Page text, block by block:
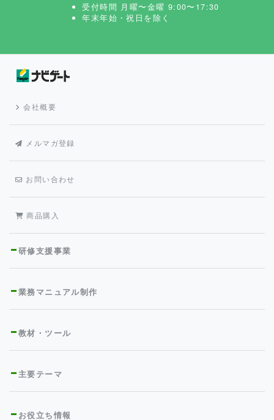
受付時間 月曜〜金曜 9:00〜17:30
年末年始・祝日を除く
会社概要
メルマガ登録
お問い合わせ
商品購入
研修支援事業
業務マニュアル制作
教材・ツール
主要テーマ
お役立ち情報